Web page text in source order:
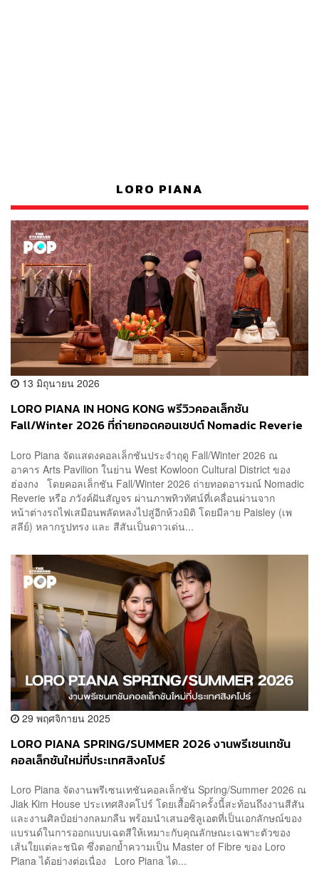
LORO PIANA
13 มิถุนายน 2026
LORO PIANA IN HONG KONG พรีวิวคอลเล็กชัน
Fall/Winter 2026 ที่ถ่ายทอดคอนเซปต์ Nomadic Reverie
Loro Piana จัดแสดงคอลเล็กชันประจำฤดู Fall/Winter 2026 ณ
อาคาร Arts Pavilion ในย่าน West Kowloon Cultural District ของ
ฮ่องกง โดยคอลเล็กชัน Fall/Winter 2026 ถ่ายทอดอารมณ์ Nomadic
Reverie หรือ ภวังค์ฝันสัญจร ผ่านภาพทิวทัศน์ที่เคลื่อนผ่านจาก
หน้าต่างรถไฟเสมือนพลัดหลงไปสู่อีกห้วงมิติ โดยมีลาย Paisley (เพ
สลีย์) หลากรูปทรง และ สีสันเป็นดาวเด่น...
29 พฤศจิกายน 2025
LORO PIANA SPRING/SUMMER 2026 งานพรีเซนเทชัน
คอลเล็กชันใหม่ที่ประเทศสิงคโปร์
Loro Piana จัดงานพรีเซนเทชันคอลเล็กชัน Spring/Summer 2026 ณ
Jiak Kim House ประเทศสิงคโปร์ โดยเสื้อผ้าครั้งนี้สะท้อนถึงงานสีสัน
และงานศิลป์อย่างกลมกลืน พร้อมนำเสนอซิลูเอตที่เป็นเอกลักษณ์ของ
แบรนด์ในการออกแบบเฉดสีให้เหมาะกับคุณลักษณะเฉพาะตัวของ
เส้นใยแต่ละชนิด ซึ่งตอกย้ำความเป็น Master of Fibre ของ Loro
Piana ได้อย่างต่อเนื่อง Loro Piana ได...